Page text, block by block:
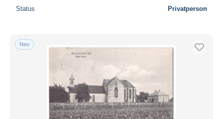
Status Privatperson
Neu